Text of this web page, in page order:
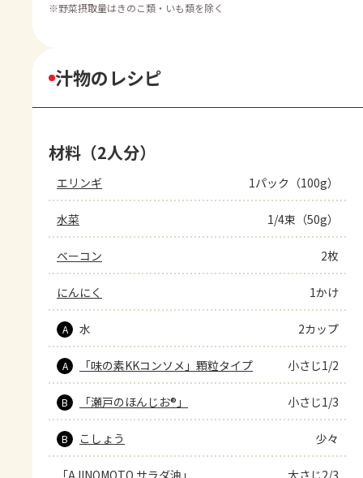
※野菜摂取量はきのこ類・いも類を除く
汁物のレシピ
材料（2人分）
エリンギ 1パック（100g）
水菜 1/4束（50g）
ベーコン 2枚
にんにく 1かけ
A 水 2カップ
A 「味の素KKコンソメ」顆粒タイプ 小さじ1/2
B 「瀬戸のほんじお®」 小さじ1/3
B こしょう 少々